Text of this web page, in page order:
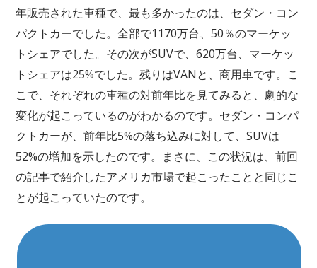
年販売された車種で、最も多かったのは、セダン・コン
パクトカーでした。全部で1170万台、50％のマーケッ
トシェアでした。その次がSUVで、620万台、マーケッ
トシェアは25%でした。残りはVANと、商用車です。こ
こで、それぞれの車種の対前年比を見てみると、劇的な
変化が起こっているのがわかるのです。セダン・コンパ
クトカーが、前年比5%の落ち込みに対して、SUVは
52%の増加を示したのです。まさに、この状況は、前回
の記事で紹介したアメリカ市場で起こったことと同じこ
とが起こっていたのです。